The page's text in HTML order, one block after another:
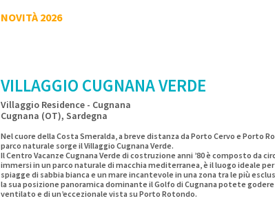
pochi Km da Palermo, in un territorio ricco di tradizioni e di testimonianze
km dal Parco Archeologico di Selinunte; gode di una posizione da cui è
NOVITÀ 2026
VILLAGGIO CUGNANA VERDE
Villaggio Residence - Cugnana
Cugnana (OT), Sardegna
Nel cuore della Costa Smeralda, a breve distanza da Porto Cervo e Porto
parco naturale sorge il Villaggio Cugnana Verde.
Il Centro Vacanze Cugnana Verde di costruzione anni ’80 è composto da
immersi in un parco naturale di macchia mediterranea, è il luogo ideale
spiagge di sabbia bianca e un mare incantevole in una zona tra le più
la sua posizione panoramica dominante il Golfo di Cugnana potete
ventilato e di un’eccezionale vista su Porto Rotondo.